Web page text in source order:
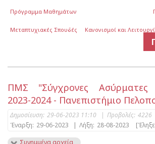
Πρόγραμμα Μαθημάτων
Μεταπτυχιακές Σπουδές Κανονισμοί και
ΠΜΣ "Σύγχρονες Ασύρματες
2023-2024 - Πανεπιστήμιο
Δημοσίευση: 29-06-2023 11:10 | Προβολές: 4226
Έναρξη: 29-06-2023 | Λήξη: 28-08-2023
Συνημμένα αρχεία